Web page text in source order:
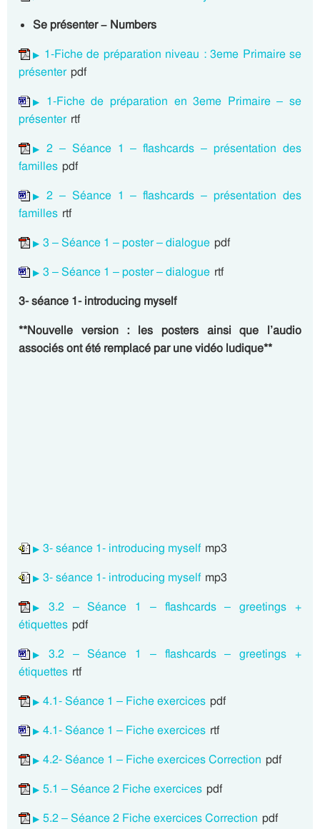
Se présenter – Numbers
1-Fiche de préparation niveau : 3eme Primaire se
présenter pdf
1-Fiche de préparation en 3eme Primaire – se
présenter rtf
2 – Séance 1 – flashcards – présentation des
familles pdf
2 – Séance 1 – flashcards – présentation des
familles rtf
3 – Séance 1 – poster – dialogue pdf
3 – Séance 1 – poster – dialogue rtf
3- séance 1- introducing myself
**Nouvelle version : les posters ainsi que l’audio
associés ont été remplacé par une vidéo ludique**
3- séance 1- introducing myself mp3
3- séance 1- introducing myself mp3
3.2 – Séance 1 – flashcards – greetings +
étiquettes pdf
3.2 – Séance 1 – flashcards – greetings +
étiquettes rtf
4.1- Séance 1 – Fiche exercices pdf
4.1- Séance 1 – Fiche exercices rtf
4.2- Séance 1 – Fiche exercices Correction pdf
5.1 – Séance 2 Fiche exercices pdf
5.2 – Séance 2 Fiche exercices Correction pdf